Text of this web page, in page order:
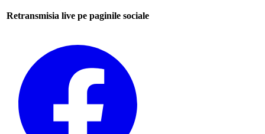
Retransmisia live pe paginile sociale